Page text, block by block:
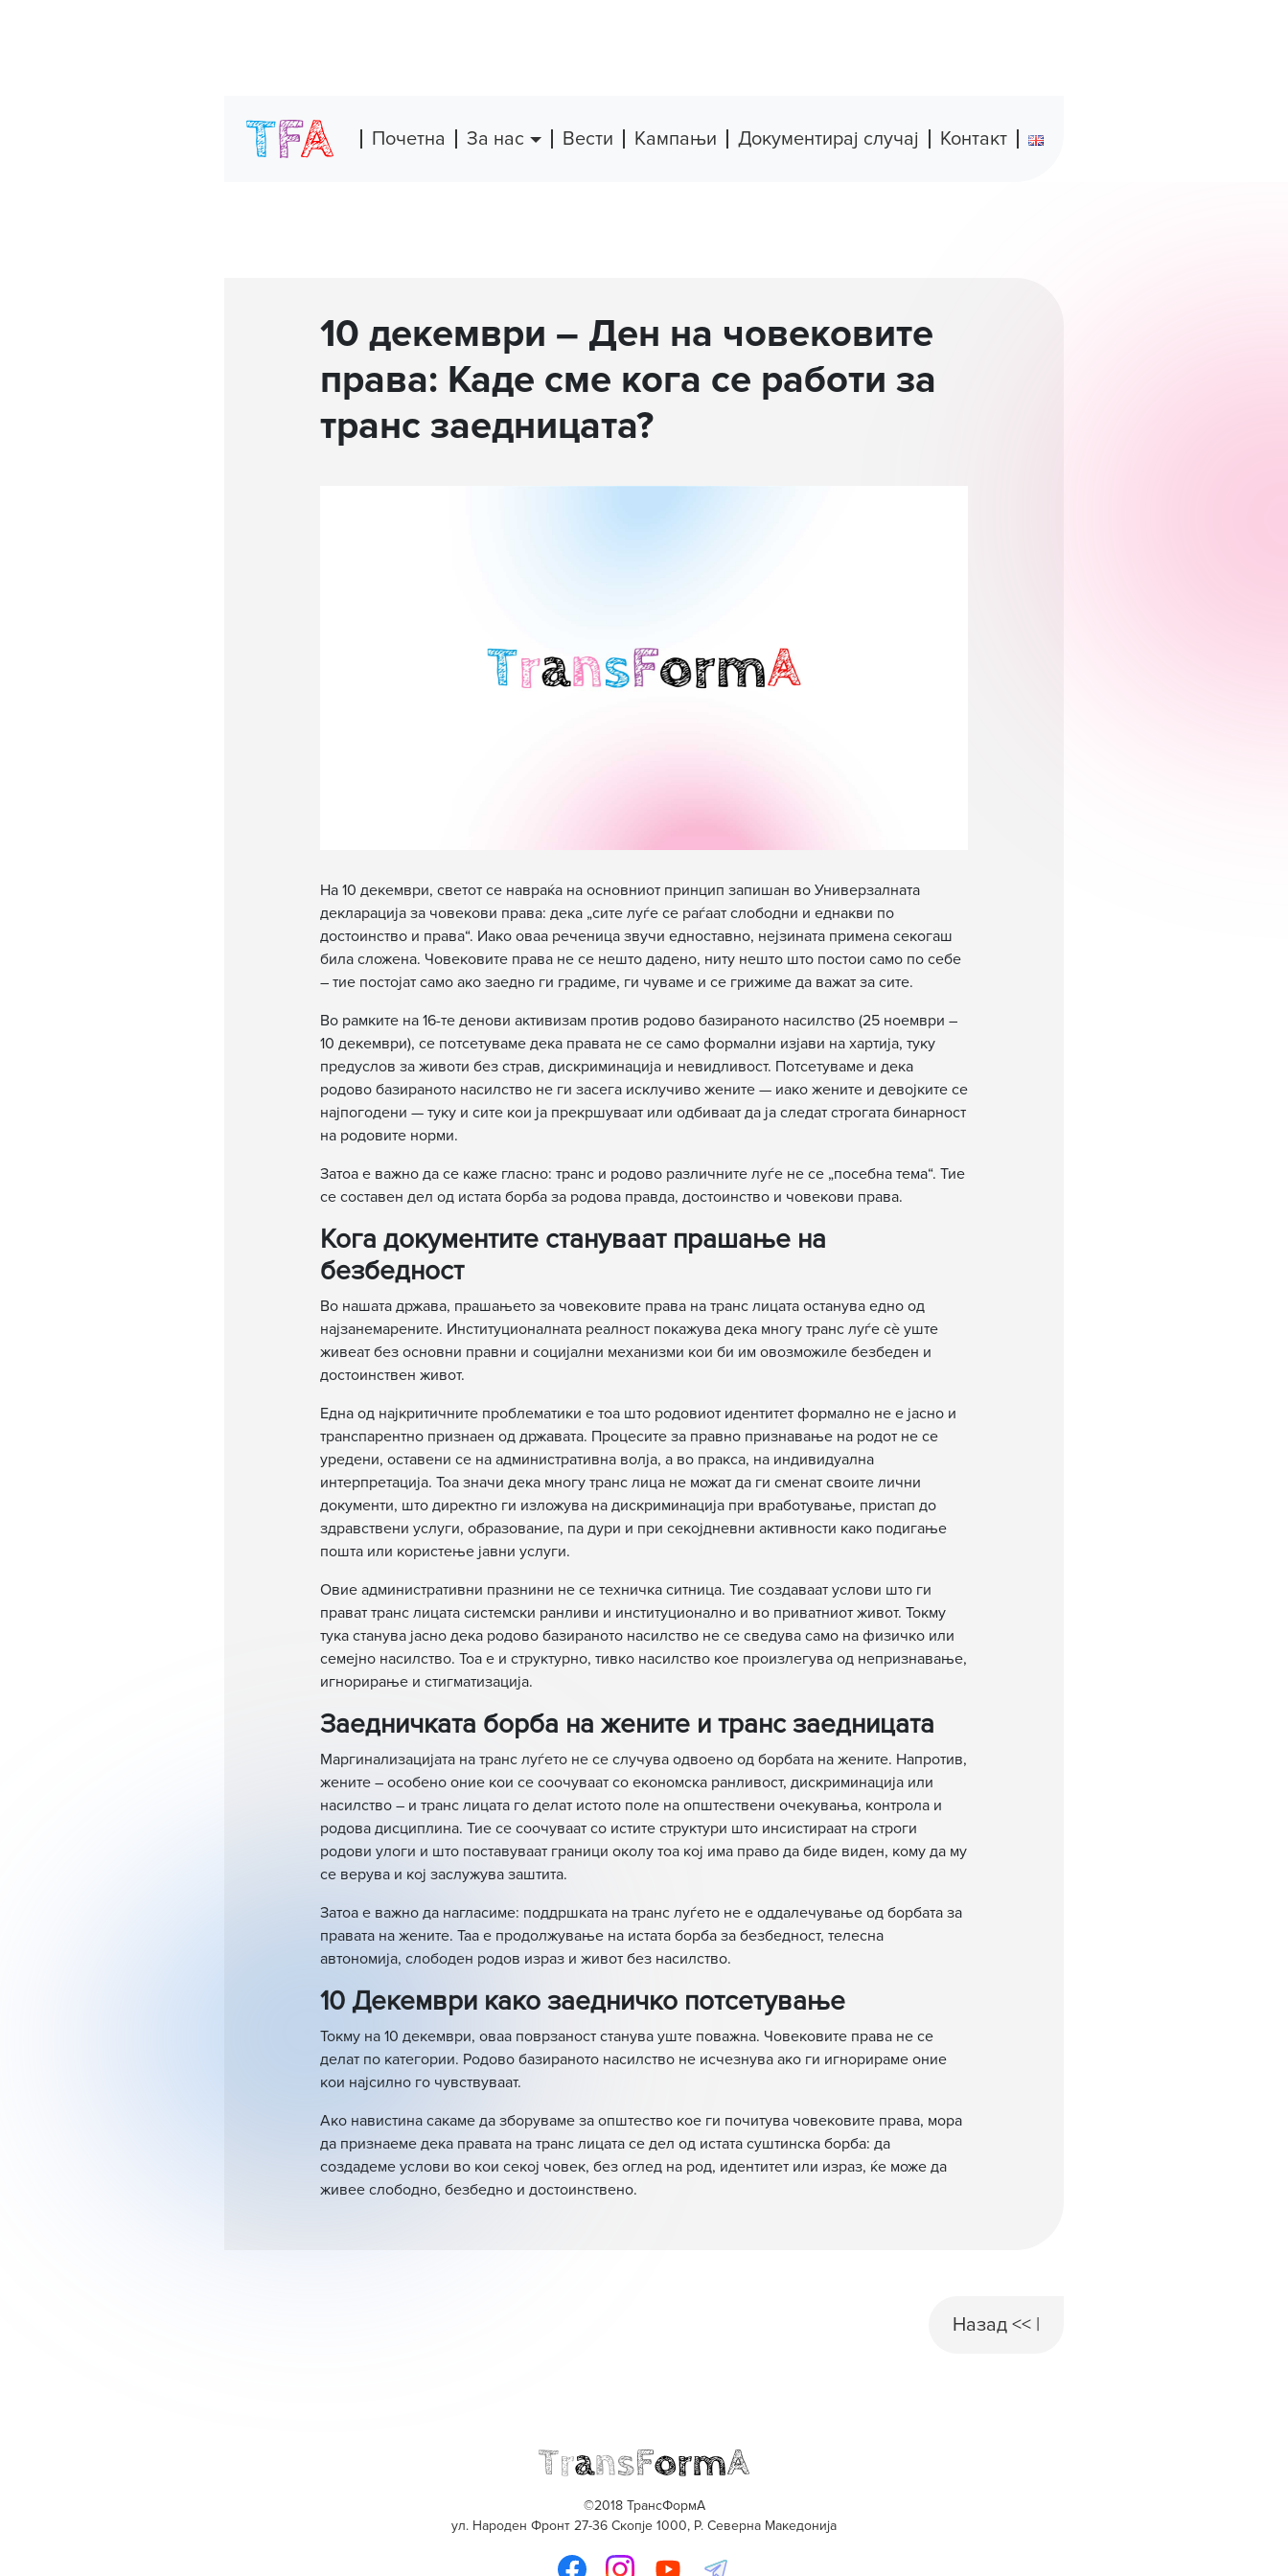
Почетна За нас Вести Кампањи Документирај случај Контакт
10 декември – Ден на човековите
права: Каде сме кога се работи за
транс заедницата?
На 10 декември, светот се навраќа на основниот принцип запишан во Универзалната
декларација за човекови права: дека „сите луѓе се раѓаат слободни и еднакви по
достоинство и права“. Иако оваа реченица звучи едноставно, нејзината примена секогаш
била сложена. Човековите права не се нешто дадено, ниту нешто што постои само по себе
– тие постојат само ако заедно ги градиме, ги чуваме и се грижиме да важат за сите.
Во рамките на 16-те денови активизам против родово базираното насилство (25 ноември –
10 декември), се потсетуваме дека правата не се само формални изјави на хартија, туку
предуслов за животи без страв, дискриминација и невидливост. Потсетуваме и дека
родово базираното насилство не ги засега исклучиво жените — иако жените и девојките се
најпогодени — туку и сите кои ја прекршуваат или одбиваат да ја следат строгата бинарност
на родовите норми.
Затоа е важно да се каже гласно: транс и родово различните луѓе не се „посебна тема“. Тие
се составен дел од истата борба за родова правда, достоинство и човекови права.
Кога документите стануваат прашање на
безбедност
Во нашата држава, прашањето за човековите права на транс лицата останува едно од
најзанемарените. Институционалната реалност покажува дека многу транс луѓе сè уште
живеат без основни правни и социјални механизми кои би им овозможиле безбеден и
достоинствен живот.
Една од најкритичните проблематики е тоа што родовиот идентитет формално не е јасно и
транспарентно признаен од државата. Процесите за правно признавање на родот не се
уредени, оставени се на административна волја, а во пракса, на индивидуална
интерпретација. Тоа значи дека многу транс лица не можат да ги сменат своите лични
документи, што директно ги изложува на дискриминација при вработување, пристап до
здравствени услуги, образование, па дури и при секојдневни активности како подигање
пошта или користење јавни услуги.
Овие административни празнини не се техничка ситница. Тие создаваат услови што ги
прават транс лицата системски ранливи и институционално и во приватниот живот. Токму
тука станува јасно дека родово базираното насилство не се сведува само на физичко или
семејно насилство. Тоа е и структурно, тивко насилство кое произлегува од непризнавање,
игнорирање и стигматизација.
Заедничката борба на жените и транс заедницата
Маргинализацијата на транс луѓето не се случува одвоено од борбата на жените. Напротив,
жените – особено оние кои се соочуваат со економска ранливост, дискриминација или
насилство – и транс лицата го делат истото поле на општествени очекувања, контрола и
родова дисциплина. Тие се соочуваат со истите структури што инсистираат на строги
родови улоги и што поставуваат граници околу тоа кој има право да биде виден, кому да му
се верува и кој заслужува заштита.
Затоа е важно да нагласиме: поддршката на транс луѓето не е оддалечување од борбата за
правата на жените. Таа е продолжување на истата борба за безбедност, телесна
автономија, слободен родов израз и живот без насилство.
10 Декември како заедничко потсетување
Токму на 10 декември, оваа поврзаност станува уште поважна. Човековите права не се
делат по категории. Родово базираното насилство не исчезнува ако ги игнорираме оние
кои најсилно го чувствуваат.
Ако навистина сакаме да зборуваме за општество кое ги почитува човековите права, мора
да признаеме дека правата на транс лицата се дел од истата суштинска борба: да
создадеме услови во кои секој човек, без оглед на род, идентитет или израз, ќе може да
живее слободно, безбедно и достоинствено.
Назад << |
©2018 ТрансФормА
ул. Народен Фронт 27-36 Скопје 1000, Р. Северна Македонија